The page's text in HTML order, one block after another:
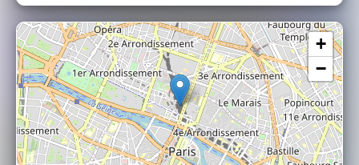
spontanée et solaire, Nina mêle jazz, pop, folk,
chansons et pièces instrumentales, en douceur
et en mettant l'accent sur les mélodies.
Du 22 juillet au 9 septembre, 50 concerts, 200
musiciens, des dizaines de jameurs, profitent
de l'été pour passer avec vous des soirées
musicales ouvertes, au #FestivalEstivalDeJam
#16.
Vous serez épaté par un jeune batteur
+
−